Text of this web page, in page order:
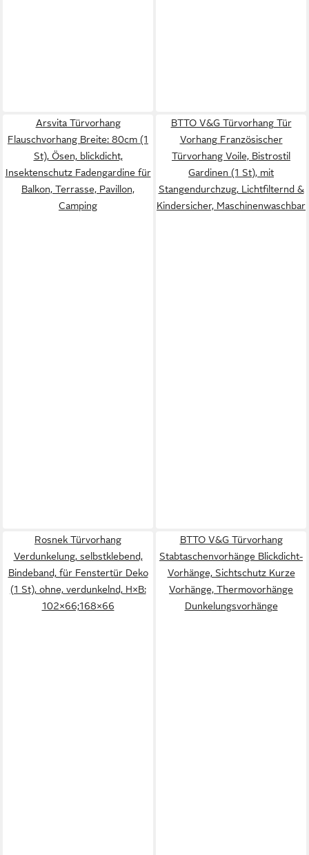
Arsvita Türvorhang
Flauschvorhang Breite: 80cm (1
St), Ösen, blickdicht,
Insektenschutz Fadengardine für
Balkon, Terrasse, Pavillon,
Camping
BTTO V&G Türvorhang Tür
Vorhang Französischer
Türvorhang Voile, Bistrostil
Gardinen (1 St), mit
Stangendurchzug, Lichtfilternd &
Kindersicher, Maschinenwaschbar
Rosnek Türvorhang
Verdunkelung, selbstklebend,
Bindeband, für Fenstertür Deko
(1 St), ohne, verdunkelnd, H×B:
102×66;168×66
BTTO V&G Türvorhang
Stabtaschenvorhänge Blickdicht-
Vorhänge, Sichtschutz Kurze
Vorhänge, Thermovorhänge
Dunkelungsvorhänge